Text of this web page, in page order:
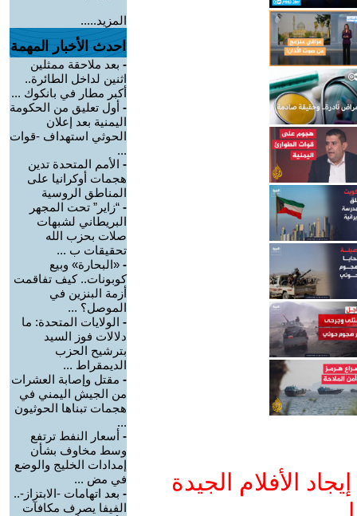
الأفلام الجيدة
المزيد.....
احدث الأخبار المهمة
- بعد ملاحقة ممثلين
اثنين لداخل الطائرة..
أكبر مطار في بانكوك ...
- أول تعليق من الحكومة
اليمنية بعد إعلان
الحوثي استهداف -قوات
...
- الأمم المتحدة تدين
هجمات أوكرانيا على
المناطق الروسية
- “زاير” تحت المجهر
البريطاني لشبهات
صلات بحزب الله
تحقيقات ب ...
- «البحارة» وبيع
كوبونات.. كيف تفاقمت
أزمة البنزين في
الموصل؟ ...
- الولايات المتحدة: ما
دلالات فوز السيد
بترشيح الحزب
الديمقراط ...
- مقتل وإصابة العشرات
من الجيش اليمني في
هجمات تبناها الحوثيون
...
- أسعار النفط ترتفع
وسط مخاوف بشأن
إمدادات الخليج والوضع
في مض ...
- بعد اتهامات -الابتزاز-..
الفيفا يصرف مكافآت